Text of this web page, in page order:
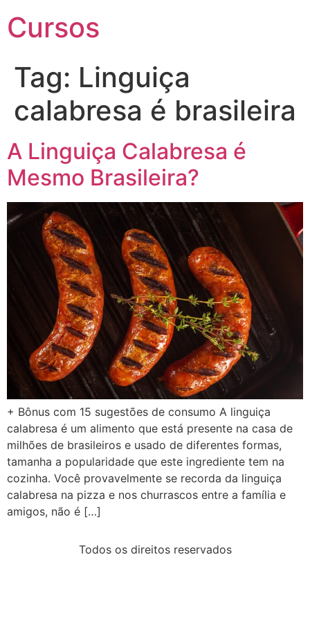
Cursos
Tag: Linguiça
calabresa é brasileira
A Linguiça Calabresa é
Mesmo Brasileira?
+ Bônus com 15 sugestões de consumo A linguiça
calabresa é um alimento que está presente na casa de
milhões de brasileiros e usado de diferentes formas,
tamanha a popularidade que este ingrediente tem na
cozinha. Você provavelmente se recorda da linguiça
calabresa na pizza e nos churrascos entre a família e
amigos, não é […]
Todos os direitos reservados